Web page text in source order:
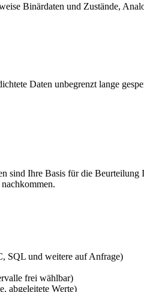
Binärdaten und Zustände,
Daten unbegrenzt lange
Ihre Basis für die
SQL und weitere auf Anfrage)
frei wählbar)
abgeleitete Werte)